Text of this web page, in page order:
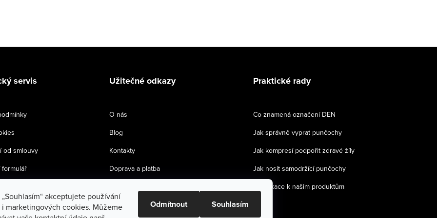
akceptujete používání
marketingových cookies. Můžeme
Odmítnout Souhlasím
servis
od smlouvy
formulář
Užitečné odkazy
O nás
Blog
Kontakty
Doprava a platba
Praktické rady
Co znamená označení DEN
Jak správně vyprat punčochy
Jak kompresí podpořit zdravé žíly
Jak nosit samodržící punčochy
Certifikace k našim produktům